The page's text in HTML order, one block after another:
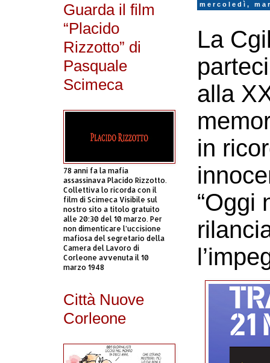
mercoledì,
La
alla
in
“Oggi
Guarda il film
“Placido
Rizzotto” di
Pasquale
Scimeca
78 anni fa la mafia
assassinava Placido Rizzotto.
Collettiva lo ricorda con il
film di Scimeca Visibile sul
nostro sito a titolo gratuito
alle 20:30 del 10 marzo. Per
non dimenticare l’uccisione
mafiosa del segretario della
Camera del Lavoro di
Corleone avvenuta il 10
marzo 1948
Città Nuove
Corleone